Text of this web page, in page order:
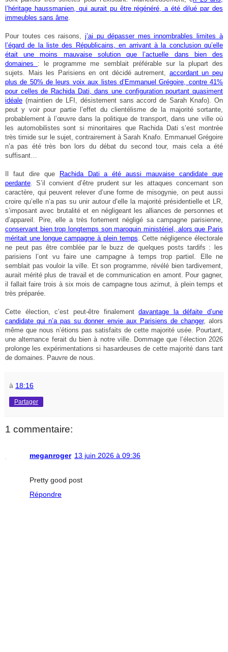
l’héritage haussmanien, qui aurait pu être régénéré, a été dilué par des
immeubles sans âme
Pour toutes ces raisons,j’ai pu dépasser mes innombrables limites à
l’égard de la liste des Républicains, en arrivant à la conclusion qu’elle
était une moins mauvaise solution que l’actuelle dans bien des
domaines : le programme me semblait préférable sur la plupart des
sujets. Mais les Parisiens en ont décidé autrement, accordant un peu
plus de 50% de leurs voix aux listes d’Emmanuel Grégoire, contre 41%
pour celles de Rachida Dati, dans une configuration pourtant quasiment
idéale (maintien de LFI, désistement sans accord de Sarah Knafo). On
peut y voir pour partie l’effet du clientélisme de la majorité sortante,
probablement à l’œuvre dans la politique de transport, dans une ville où
les automobilistes sont si minoritaires que Rachida Dati s’est montrée
très timide sur le sujet, contrairement à Sarah Knafo. Emmanuel Grégoire
n’a pas été très bon lors du débat du second tour, mais cela a été
suffisant…
Il faut dire que
Rachida Dati a été aussi mauvaise candidate que
perdante . S’il convient d’être prudent sur les attaques concernant son
caractère, qui peuvent relever d’une forme de misogynie, on peut aussi
croire qu’elle n’a pas su unir autour d’elle la majorité présidentielle et LR,
s’imposant avec brutalité et en négligeant les alliances de personnes et
d’appareil. Pire, elle a très fortement négligé sa campagne parisienne,
conservant bien trop longtemps son maroquin ministériel, alors que Paris
méritait une longue campagne à plein temps . Cette négligence électorale
ne peut pas être comblée par le buzz de quelques posts tardifs : les
parisiens l’ont vu faire une campagne à temps trop partiel. Elle ne
semblait pas vouloir la ville. Et son programme, révélé bien tardivement,
aurait mérité plus de travail et de communication en amont. Pour gagner,
il fallait faire trois à six mois de campagne tous azimut, à plein temps et
très préparée.
Cette élection, c’est peut-être finalementdavantage la défaite d’une
candidate qui n’a pas su donner envie aux Parisiens de changer, alors
même que nous n’étions pas satisfaits de cette majorité usée. Pourtant,
une alternance ferait du bien à notre ville. Dommage que l’élection 2026
prolonge les expérimentations si hasardeuses de cette majorité dans tant
de domaines. Pauvre de nous.
à 18:16
Partager
1 commentaire:
meganroger 13 juin 2026 à 09:36
Pretty good post
Répondre